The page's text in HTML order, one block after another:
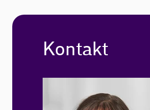
Kontakt